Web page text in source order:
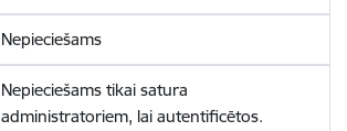
Nepieciešams
Nepieciešams tikai satura
administratoriem, lai autentificētos.